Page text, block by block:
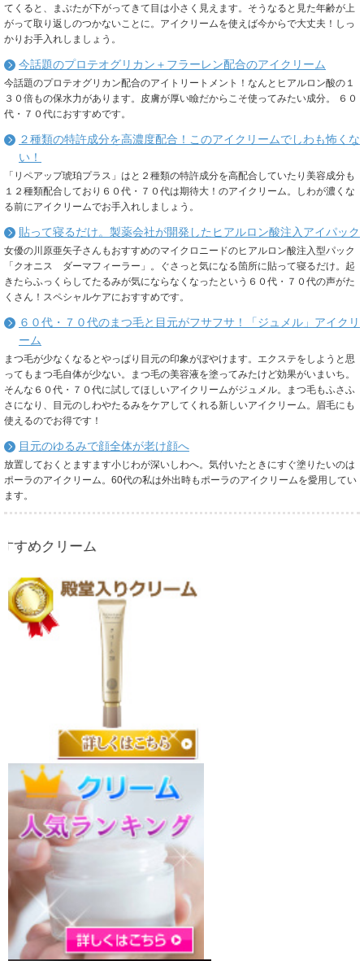
てくると、まぶたが下がってきて目は小さく見えます。そうなると見た年齢が上
がって取り返しのつかないことに。アイクリームを使えば今からで大丈夫！しっ
かりお手入れしましょう。
今話題のプロテオグリカン＋フラーレン配合のアイクリーム
今話題のプロテオグリカン配合のアイトリートメント！なんとヒアルロン酸の１
３０倍もの保水力があります。皮膚が厚い瞼だからこそ使ってみたい成分。 ６０
代・７０代におすすめです。
２種類の特許成分を高濃度配合！このアイクリームでしわも怖くな
い！
「リペアップ琥珀プラス」はと２種類の特許成分を高配合していたり美容成分も
１２種類配合しており６０代・７０代は期待大！のアイクリーム。しわが濃くな
る前にアイクリームでお手入れしましょう。
貼って寝るだけ。製薬会社が開発したヒアルロン酸注入アイパック
女優の川原亜矢子さんもおすすめのマイクロニードのヒアルロン酸注入型パック
「クオニス ダーマフィーラー」。ぐさっと気になる箇所に貼って寝るだけ。起
きたらふっくらしてたるみが気にならなくなったという６０代・７０代の声がた
くさん！スペシャルケアにおすすめです。
６０代・７０代のまつ毛と目元がフサフサ！「ジュメル」アイクリ
ーム
まつ毛が少なくなるとやっぱり目元の印象がぼやけます。エクステをしようと思
ってもまつ毛自体が少ない。まつ毛の美容液を塗ってみたけど効果がいまいち。
そんな６０代・７０代に試してほしいアイクリームがジュメル。まつ毛もふさふ
さになり、目元のしわやたるみをケアしてくれる新しいアイクリーム。眉毛にも
使えるのでお得です！
目元のゆるみで顔全体が老け顔へ
放置しておくとますます小じわが深いしわへ。気付いたときにすぐ塗りたいのは
ポーラのアイクリーム。60代の私は外出時もポーラのアイクリームを愛用してい
ます。
ーム